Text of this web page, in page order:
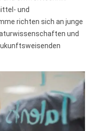
und
richten sich an junge
und